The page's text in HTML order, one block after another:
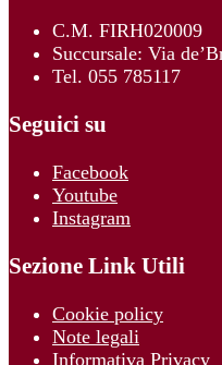
C.M. FIRH020009
Succursale: Via
Tel. 055 785117
Seguici su
Facebook
Youtube
Instagram
Sezione Link Utili
Cookie policy
Note legali
Informativa Privacy